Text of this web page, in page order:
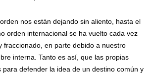
nos están dejando sin aliento, hasta el
orden internacional se ha vuelto cada vez
fraccionado, en parte debido a nuestro
interna. Tanto es así, que las propias
para defender la idea de un destino común y